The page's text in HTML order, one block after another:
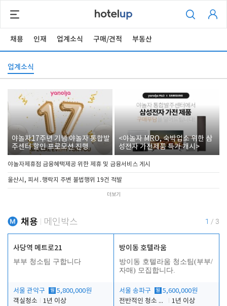
채용 인재 업계소식 구매/견적 부동산
업계소식
야놀자17주년 기념 야놀자 통합발
주센터 할인 프로모션 진행
<야놀자 MRO, 숙박업소 위한 삼
성전자 가전제품 특가 개시>
야놀자제휴점 금융혜택제공 위한 제휴 및 금융서비스 게시
울산시, 피서․행락지 주변 불법행위 19건 적발
더보기
채용 메인박스 1 / 3
사당역 메트로21
부부 청소팀 구합니다
서울 관악구 월 5,800,000원
객실청소
1년 이상
방이동 호텔라움
방이동 호텔라움 청소팀(부부/
자매) 모집합니다.
서울 송파구 월 5,600,000원
전반적인 청소 업무(객실청소.객실정리)
1년 이상